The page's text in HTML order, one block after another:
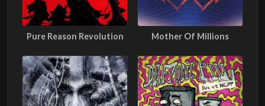
Pure Reason Revolution Mother Of Millions